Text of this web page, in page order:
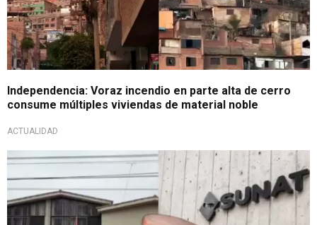
Independencia: Voraz incendio en parte alta de cerro
consume múltiples viviendas de material noble
ACTUALIDAD
En campaña navideña